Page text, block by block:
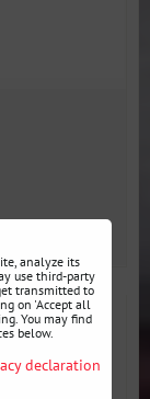
BMW
réplique
analyze its
use third-party
transmitted to
on 'Accept all
You may find
below.
declaration